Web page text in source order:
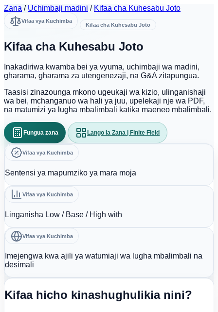
Zana / Uchimbaji madini / Kifaa cha Kuhesabu Joto
Vifaa vya Kuchimba
Kifaa cha Kuhesabu Joto
Kifaa cha Kuhesabu Joto
Inakadiriwa kwamba bei ya vyuma, uchimbaji wa madini,
gharama, gharama za utengenezaji, na G&A zitapungua.
Taasisi zinazounga mkono ugeukaji wa kizio, ulinganishaji
wa bei, mchanganuo wa hali ya juu, upelekaji nje wa PDF,
na matumizi ya lugha mbalimbali katika maeneo mbalimbali.
Fungua zana Lango la Zana | Finite Field
Vifaa vya Kuchimba
Sentensi ya mapumziko ya mara moja
Vifaa vya Kuchimba
Linganisha Low / Base / High with
Vifaa vya Kuchimba
Imejengwa kwa ajili ya watumiaji wa lugha mbalimbali na
desimali
Kifaa hicho kinashughulikia nini?